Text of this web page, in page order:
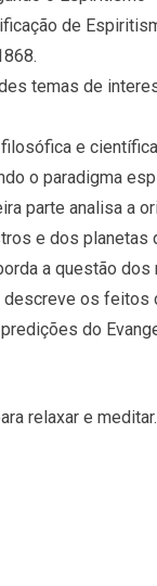
de
temas de
e
o paradigma
parte analisa a
e dos planetas
a questão
os
do
relaxar e meditar.